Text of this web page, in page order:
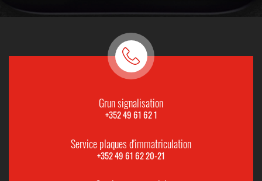
Grun signalisation
+352 49 61 62 1
Service plaques d'immatriculation
+352 49 61 62 20-21